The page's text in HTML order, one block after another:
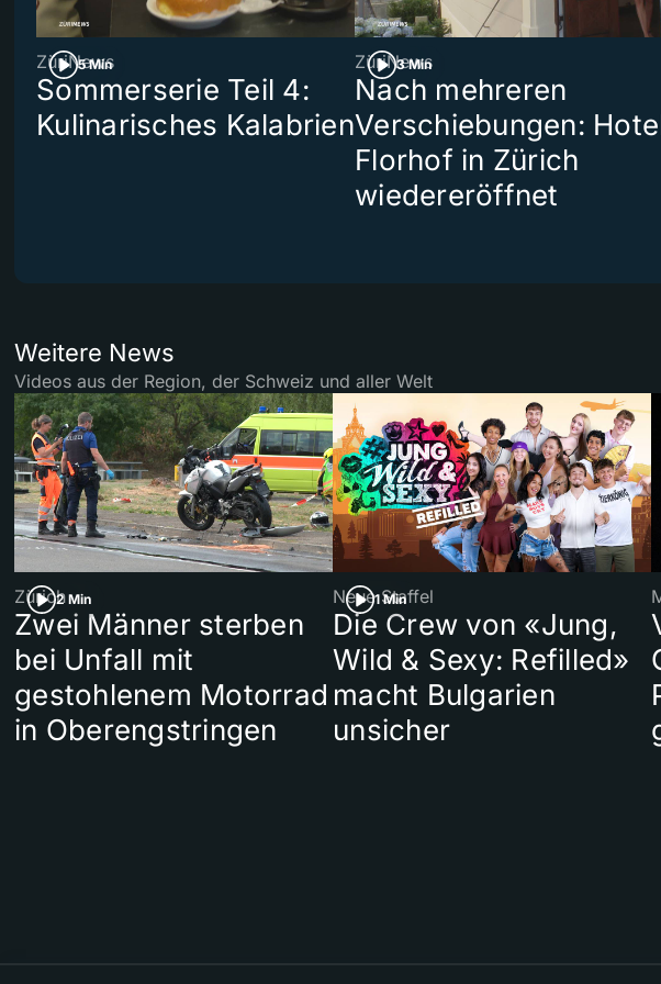
5 Min
ZüriNews
Sommerserie Teil 4:
Kulinarisches Kalabrien
3 Min
ZüriNews
Nach mehreren
Verschiebungen:
Florhof in Zürich
wiedereröffnet
Weitere News
Videos aus der Region, der Schweiz und aller Welt
2 Min
Zürich
Zwei Männer sterben
bei Unfall mit
gestohlenem Motorrad
in Oberengstringen
1 Min
Neue Staffel
Die Crew von «Jung,
Wild & Sexy: Refilled»
macht Bulgarien
unsicher